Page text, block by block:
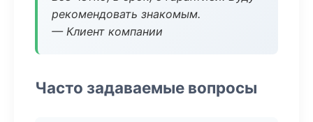
рекомендовать знакомым.
— Клиент компании
Часто задаваемые вопросы